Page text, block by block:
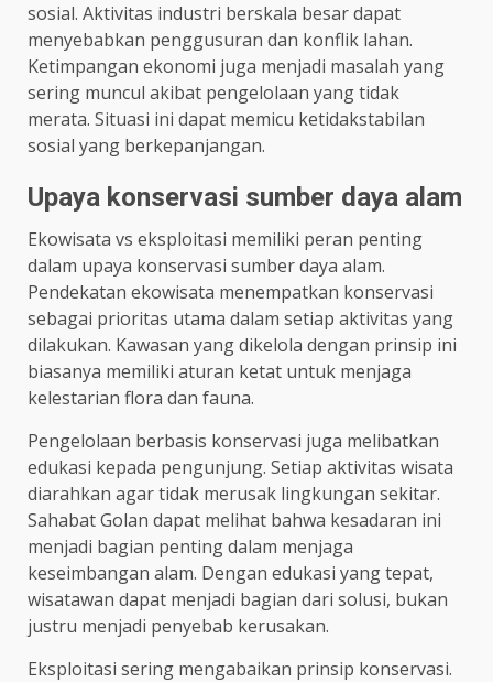
sosial. Aktivitas industri berskala besar dapat
menyebabkan penggusuran dan konflik lahan.
Ketimpangan ekonomi juga menjadi masalah yang
sering muncul akibat pengelolaan yang tidak
merata. Situasi ini dapat memicu ketidakstabilan
sosial yang berkepanjangan.
Upaya konservasi sumber daya alam
Ekowisata vs eksploitasi memiliki peran penting
dalam upaya konservasi sumber daya alam.
Pendekatan ekowisata menempatkan konservasi
sebagai prioritas utama dalam setiap aktivitas yang
dilakukan. Kawasan yang dikelola dengan prinsip ini
biasanya memiliki aturan ketat untuk menjaga
kelestarian flora dan fauna.
Pengelolaan berbasis konservasi juga melibatkan
edukasi kepada pengunjung. Setiap aktivitas wisata
diarahkan agar tidak merusak lingkungan sekitar.
Sahabat Golan dapat melihat bahwa kesadaran ini
menjadi bagian penting dalam menjaga
keseimbangan alam. Dengan edukasi yang tepat,
wisatawan dapat menjadi bagian dari solusi, bukan
justru menjadi penyebab kerusakan.
Eksploitasi sering mengabaikan prinsip konservasi.